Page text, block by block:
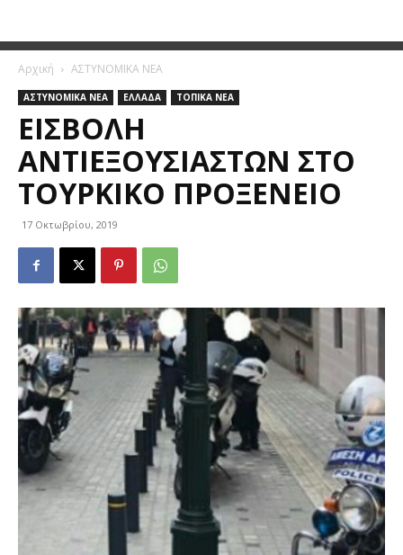
Αρχική ΑΣΤΥΝΟΜΙΚΑ ΝΕΑ
ΑΣΤΥΝΟΜΙΚΑ ΝΕΑ ΕΛΛΑΔΑ ΤΟΠΙΚΑ ΝΕΑ
ΕΙΣΒΟΛΉ
ΑΝΤΙΕΞΟΥΣΙΑΣΤΏΝ ΣΤΟ
ΤΟΥΡΚΙΚΌ ΠΡΟΞΕΝΕΊΟ
17 Οκτωβρίου, 2019